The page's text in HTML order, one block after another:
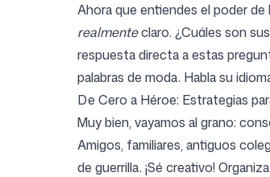
Ahora que entiendes el poder
realmenteclaro. ¿Cuáles son
respuesta directa a estas
palabras de moda. Habla su
De Cero a Héroe: Estrategias
Muy bien, vayamos al grano:
Amigos, familiares, antiguos
de guerrilla. ¡Sé creativo!